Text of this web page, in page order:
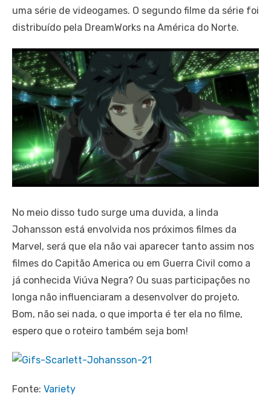
uma série de videogames. O segundo filme da série foi
distribuído pela DreamWorks na América do Norte.
No meio disso tudo surge uma duvida, a linda
Johansson está envolvida nos próximos filmes da
Marvel, será que ela não vai aparecer tanto assim nos
filmes do Capitão America ou em Guerra Civil como a
já conhecida Viúva Negra? Ou suas participações no
longa não influenciaram a desenvolver do projeto.
Bom, não sei nada, o que importa é ter ela no filme,
espero que o roteiro também seja bom!
Fonte: Variety